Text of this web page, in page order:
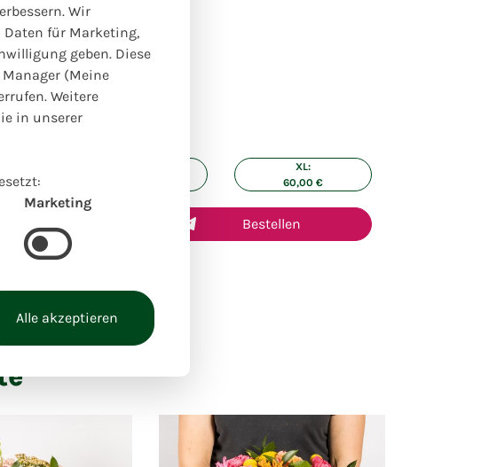
Wunschgröße:
XL:
60,00 €
Bestellen
Wir
Daten für Marketing,
geben. Diese
(Meine
Weitere
in unserer
Marketing
Alle akzeptieren